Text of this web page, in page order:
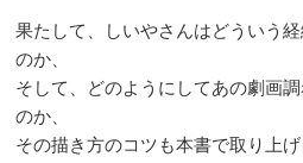
果たして、しいやさんはどういう
のか、
そして、どのようにしてあの劇画
のか、
その描き方のコツも本書で取り上げ